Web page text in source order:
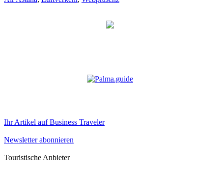
Ihr Artikel auf Business Traveler
Newsletter abonnieren
Touristische Anbieter